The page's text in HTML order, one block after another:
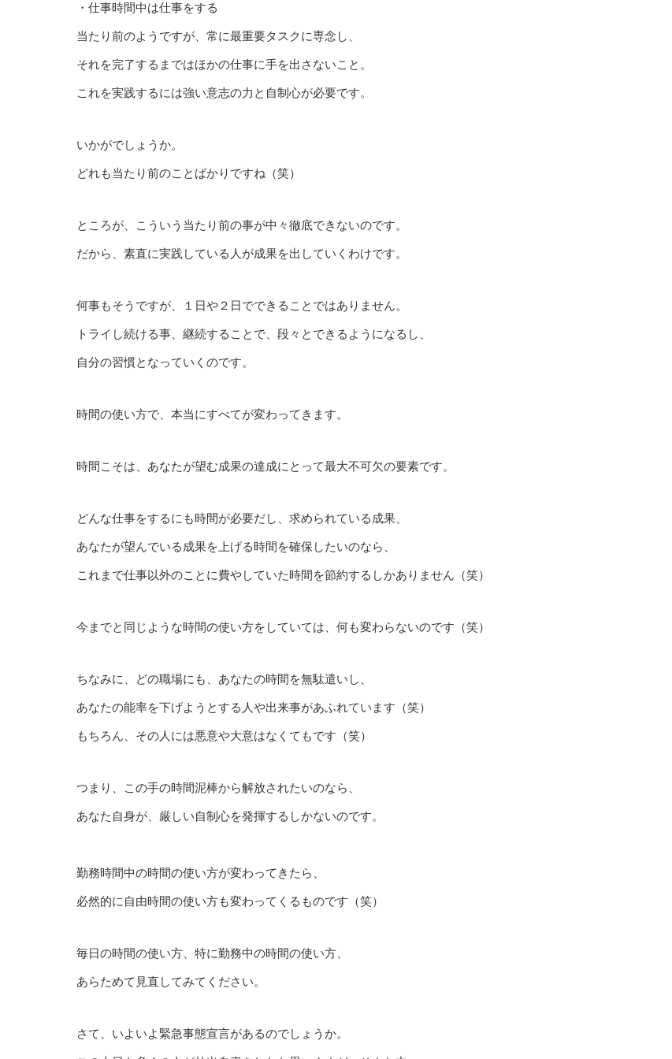
・仕事時間中は仕事をする
当たり前のようですが、常に最重要タスクに専念し、
それを完了するまではほかの仕事に手を出さないこと。
これを実践するには強い意志の力と自制心が必要です。
いかがでしょうか。
どれも当たり前のことばかりですね（笑）
ところが、こういう当たり前の事が中々徹底できないのです。
だから、素直に実践している人が成果を出していくわけです。
何事もそうですが、１日や２日でできることではありません。
トライし続ける事、継続することで、段々とできるようになるし、
自分の習慣となっていくのです。
時間の使い方で、本当にすべてが変わってきます。
時間こそは、あなたが望む成果の達成にとって最大不可欠の要素です。
どんな仕事をするにも時間が必要だし、求められている成果、
あなたが望んでいる成果を上げる時間を確保したいのなら、
これまで仕事以外のことに費やしていた時間を節約するしかありません（笑）
今までと同じような時間の使い方をしていては、何も変わらないのです（笑）
ちなみに、どの職場にも、あなたの時間を無駄遣いし、
あなたの能率を下げようとする人や出来事があふれています（笑）
もちろん、その人には悪意や大意はなくてもです（笑）
つまり、この手の時間泥棒から解放されたいのなら、
あなた自身が、厳しい自制心を発揮するしかないのです。
勤務時間中の時間の使い方が変わってきたら、
必然的に自由時間の使い方も変わってくるものです（笑）
毎日の時間の使い方、特に勤務中の時間の使い方、
あらためて見直してみてください。
さて、いよいよ緊急事態宣言があるのでしょうか。